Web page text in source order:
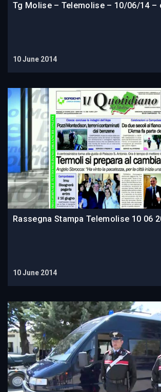
Tg Molise – Telemolise – 10/06/14 –
10 June 2014
Rassegna Stampa Telemolise 10 06
10 June 2014